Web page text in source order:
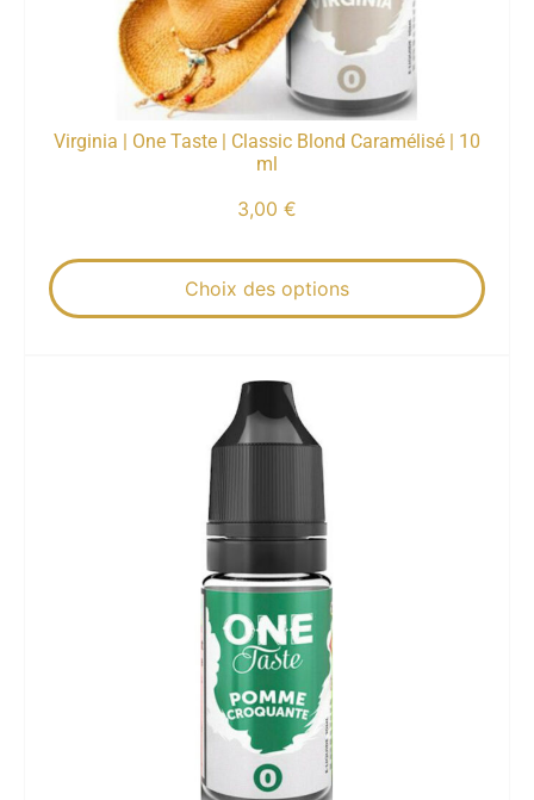
Virginia | One Taste | Classic Blond Caramélisé | 10
ml
3,00 €
Choix des options